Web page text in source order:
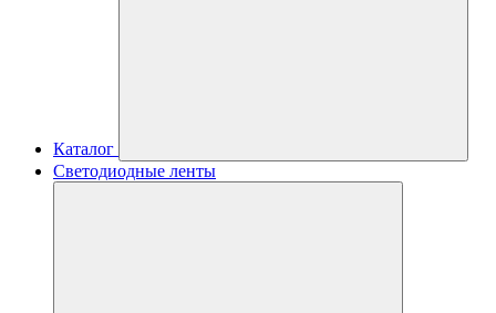
Каталог
Светодиодные ленты